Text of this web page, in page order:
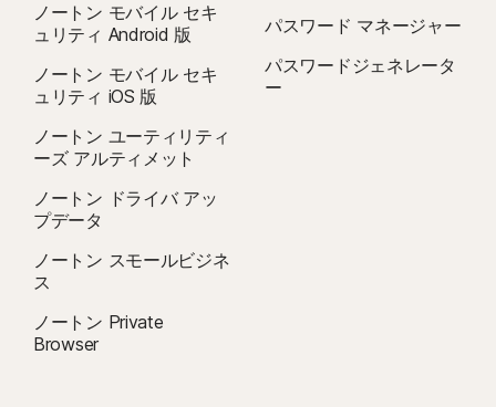
ノートン モバイル セキ
ュリティ Android 版
ノートン モバイル セキ
ュリティ iOS 版
ノートン ユーティリティ
ーズ アルティメット
ノートン ドライバ アッ
プデータ
ノートン スモールビジネ
ス
ノートン Private
Browser
パスワード マネージャー
パスワードジェネレータ
ー